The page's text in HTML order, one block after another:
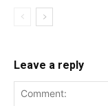
Leave a reply